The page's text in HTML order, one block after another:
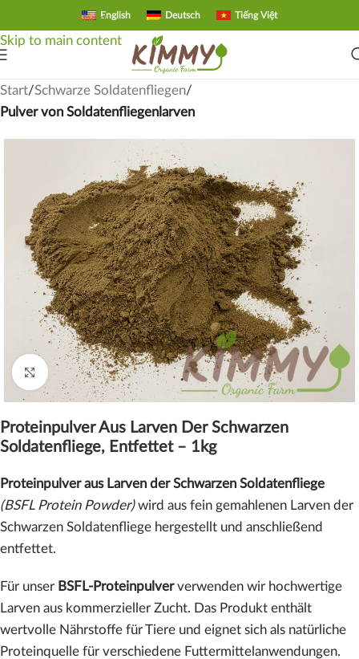
Skip to navigation
Skip to main content
English Deutsch Tiếng Việt
Start Schwarze Soldatenfliegen
Pulver von Soldatenfliegenlarven
Click to enlarge
Proteinpulver Aus Larven Der Schwarzen
Soldatenfliege, Entfettet – 1kg
Proteinpulver aus Larven der Schwarzen Soldatenfliege
(BSFL Protein Powder)wird aus fein gemahlenen Larven der
Schwarzen Soldatenfliege hergestellt und anschließend
entfettet.
Für unser BSFL-Proteinpulververwenden wir hochwertige
Larven aus kommerzieller Zucht. Das Produkt enthält
wertvolle Nährstoffe für Tiere und eignet sich als natürliche
Proteinquelle für verschiedene Futtermittelanwendungen.